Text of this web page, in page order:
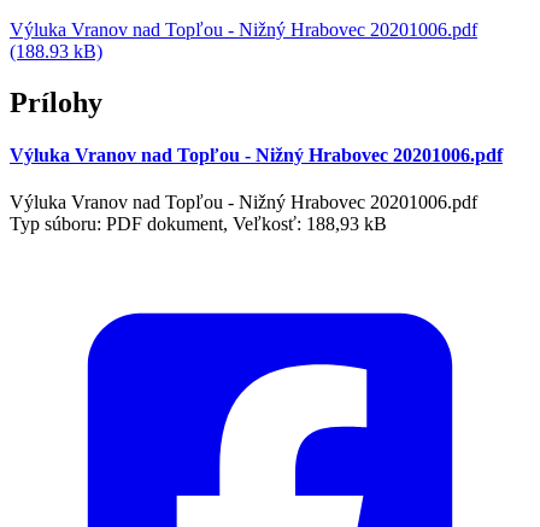
Výluka Vranov nad Topľou - Nižný Hrabovec 20201006.pdf
(188.93 kB)
Prílohy
Výluka Vranov nad Topľou - Nižný Hrabovec 20201006.pdf
Výluka Vranov nad Topľou - Nižný Hrabovec 20201006.pdf
Typ súboru: PDF dokument, Veľkosť: 188,93 kB